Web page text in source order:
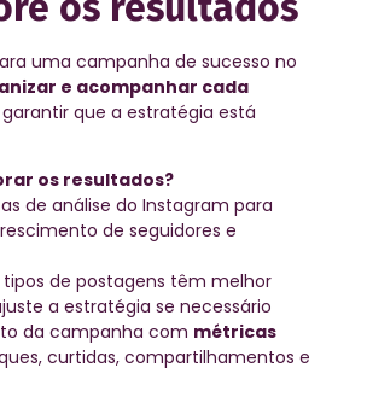
uma campanha de sucesso no
e acompanhar cada
que a estratégia está
os resultados?
de análise do Instagram para
de seguidores e
de postagens têm melhor
a estratégia se necessário
da campanha com métricas
curtidas, compartilhamentos e